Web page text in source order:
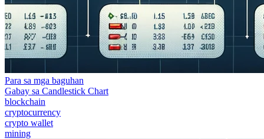
Para sa mga baguhan
Gabay sa Candlestick Chart
blockchain
cryptocurrency
crypto wallet
mining